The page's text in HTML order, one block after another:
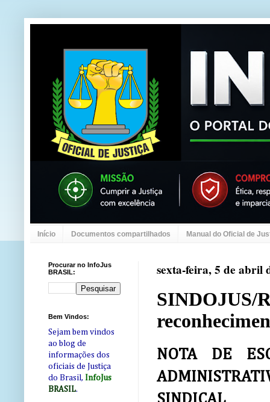
Início Documentos compartilhados Manual do Oficial de
sexta-feira, 5 de abril
SINDOJUS/
NOTA DE
Procurar no InfoJus
BRASIL:
Bem Vindos:
Sejam bem vindos
ao blog de
informações dos
oficiais de Justiça
do Brasil, InfoJus
BRASIL.